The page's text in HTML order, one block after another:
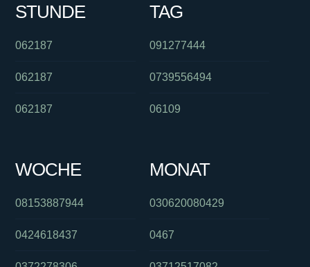
STUNDE
062187
062187
062187
TAG
091277444
0739556494
06109
WOCHE
08153887944
0424618437
MONAT
030620080429
0467